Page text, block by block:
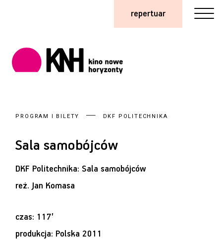
repertuar
PROGRAM I BILETY DKF POLITECHNIKA
Sala samobójców
DKF Politechnika: Sala samobójców
reż. Jan Komasa
czas: 117’
produkcja: Polska 2011